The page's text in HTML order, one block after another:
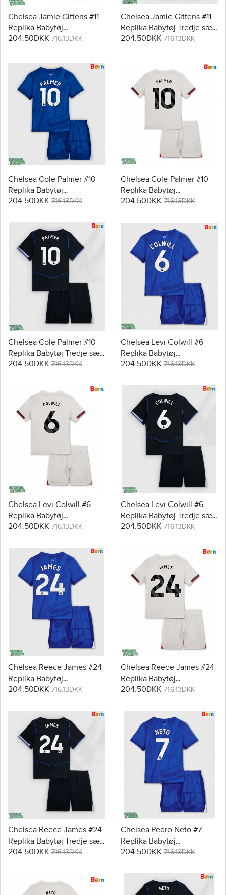
Chelsea Jamie Gittens #11
Replika Babytøj
Udebanesæt Børn 2025-26
204.50DKK 716.13DKK
Chelsea Jamie Gittens #11
Replika Babytøj Tredje sæt
Børn 2025-26 Kortærmet (+
204.50DKK 716.13DKK
Chelsea Cole Palmer #10
Replika Babytøj
Hjemmebanesæt Børn
Korte bukser)
204.50DKK 716.13DKK
Chelsea Cole Palmer #10
Replika Babytøj
Udebanesæt Børn 2025-26
204.50DKK 716.13DKK
Chelsea Cole Palmer #10
Replika Babytøj Tredje sæt
Børn 2025-26 Kortærmet (+
204.50DKK 716.13DKK
Chelsea Levi Colwill #6
Replika Babytøj
Hjemmebanesæt Børn
Korte bukser)
204.50DKK 716.13DKK
Chelsea Levi Colwill #6
Replika Babytøj
Udebanesæt Børn 2025-26
204.50DKK 716.13DKK
Chelsea Levi Colwill #6
Replika Babytøj Tredje sæt
Børn 2025-26 Kortærmet (+
204.50DKK 716.13DKK
Chelsea Reece James #24
Replika Babytøj
Hjemmebanesæt Børn
Korte bukser)
204.50DKK 716.13DKK
Chelsea Reece James #24
Replika Babytøj
Udebanesæt Børn 2025-26
204.50DKK 716.13DKK
Chelsea Reece James #24
Replika Babytøj Tredje sæt
Børn 2025-26 Kortærmet (+
204.50DKK 716.13DKK
Chelsea Pedro Neto #7
Replika Babytøj
Hjemmebanesæt Børn
Korte bukser)
204.50DKK 716.13DKK